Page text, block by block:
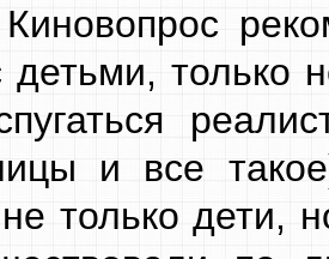
только
и все
только дети,